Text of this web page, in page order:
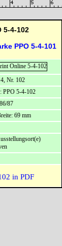
5-4-102
PPO 5-4-101
in PDF
Nr. 102
PPO 5-4-102
87
69 mm